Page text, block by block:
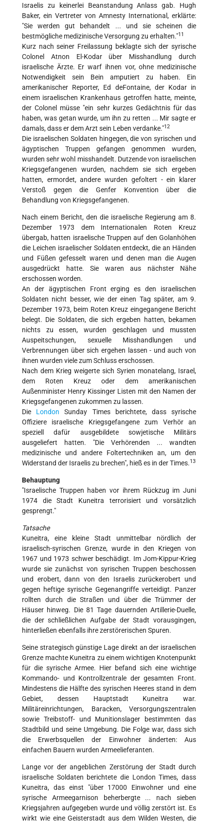
Israelis zu keinerlei Beanstandung Anlass gab. Hugh
Baker, ein Vertreter von Amnesty International, erklärte:
"Sie werden gut behandelt ... und sie scheinen die
bestmögliche medizinische Versorgung zu erhalten."11
Kurz nach seiner Freilassung beklagte sich der syrische
Colonel Atnon El-Kodar über Misshandlung durch
israelische Ärzte. Er warf ihnen vor, ohne medizinische
Notwendigkeit sein Bein amputiert zu haben. Ein
amerikanischer Reporter, Ed deFontaine, der Kodar in
einem israelischen Krankenhaus getroffen hatte, meinte,
der Colonel müsse "ein sehr kurzes Gedächtnis für das
haben, was getan wurde, um ihn zu retten ... Mir sagte er
damals, dass er dem Arzt sein Leben verdanke."12
Die israelischen Soldaten hingegen, die von syrischen und
ägyptischen Truppen gefangen genommen wurden,
wurden sehr wohl misshandelt. Dutzende von israelischen
Kriegsgefangenen wurden, nachdem sie sich ergeben
hatten, ermordet, andere wurden gefoltert - ein klarer
Verstoß gegen die Genfer Konvention über die
Behandlung von Kriegsgefangenen.
Nach einem Bericht, den die israelische Regierung am 8.
Dezember 1973 dem Internationalen Roten Kreuz
übergab, hatten israelische Truppen auf den Golanhöhen
die Leichen israelischer Soldaten entdeckt, die an Händen
und Füßen gefesselt waren und denen man die Augen
ausgedrückt hatte. Sie waren aus nächster Nähe
erschossen worden.
An der ägyptischen Front erging es den israelischen
Soldaten nicht besser, wie der einen Tag später, am 9.
Dezember 1973, beim Roten Kreuz eingegangene Bericht
belegt. Die Soldaten, die sich ergeben hatten, bekamen
nichts zu essen, wurden geschlagen und mussten
Auspeitschungen, sexuelle Misshandlungen und
Verbrennungen über sich ergehen lassen - und auch von
ihnen wurden viele zum Schluss erschossen.
Nach dem Krieg weigerte sich Syrien monatelang, Israel,
dem Roten Kreuz oder dem amerikanischen
Außenminister Henry Kissinger Listen mit den Namen der
Kriegsgefangenen zukommen zu lassen.
Die London Sunday Times berichtete, dass syrische
Offiziere israelische Kriegsgefangene zum Verhör an
speziell dafür ausgebildete sowjetische Militärs
ausgeliefert hatten. "Die Verhörenden ... wandten
medizinische und andere Foltertechniken an, um den
Widerstand der Israelis zu brechen", hieß es in der Times.13
Behauptung
"Israelische Truppen haben vor ihrem Rückzug im Juni
1974 die Stadt Kuneitra terrorisiert und vorsätzlich
gesprengt."
Tatsache
Kuneitra, eine kleine Stadt unmittelbar nördlich der
israelisch-syrischen Grenze, wurde in den Kriegen von
1967 und 1973 schwer beschädigt. Im Jom-Kippur-Krieg
wurde sie zunächst von syrischen Truppen beschossen
und erobert, dann von den Israelis zurückerobert und
gegen heftige syrische Gegenangriffe verteidigt. Panzer
rollten durch die Straßen und über die Trümmer der
Häuser hinweg. Die 81 Tage dauernden Artillerie-Duelle,
die der schließlichen Aufgabe der Stadt vorausgingen,
hinterließen ebenfalls ihre zerstörerischen Spuren.
Seine strategisch günstige Lage direkt an der israelischen
Grenze machte Kuneitra zu einem wichtigen Knotenpunkt
für die syrische Armee. Hier befand sich eine wichtige
Kommando- und Kontrollzentrale der gesamten Front.
Mindestens die Hälfte des syrischen Heeres stand in dem
Gebiet, dessen Hauptstadt Kuneitra war.
Militäreinrichtungen, Baracken, Versorgungszentralen
sowie Treibstoff- und Munitionslager bestimmten das
Stadtbild und seine Umgebung. Die Folge war, dass sich
die Erwerbsquellen der Einwohner änderten: Aus
einfachen Bauern wurden Armeelieferanten.
Lange vor der angeblichen Zerstörung der Stadt durch
israelische Soldaten berichtete die London Times, dass
Kuneitra, das einst "über 17000 Einwohner und eine
syrische Armeegarnison beherbergte ... nach sieben
Kriegsjahren aufgegeben wurde und völlig zerstört ist. Es
wirkt wie eine Geisterstadt aus dem Wilden Westen, die